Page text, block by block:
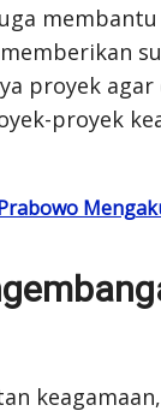
proyek
proyek